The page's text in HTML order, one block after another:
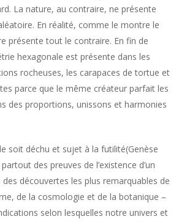
La nature, au contraire, ne présente
En réalité, comme le montre le
présente tout le contraire. En fin de
hexagonale est présente dans les
rocheuses, les carapaces de tortue et
parce que le même créateur parfait les
des proportions, unissons et harmonies
soit déchu et sujet à la futilité(Genèse
des preuves de l’existence d’un
des découvertes les plus remarquables de
de la cosmologie et de la botanique –
selon lesquelles notre univers et